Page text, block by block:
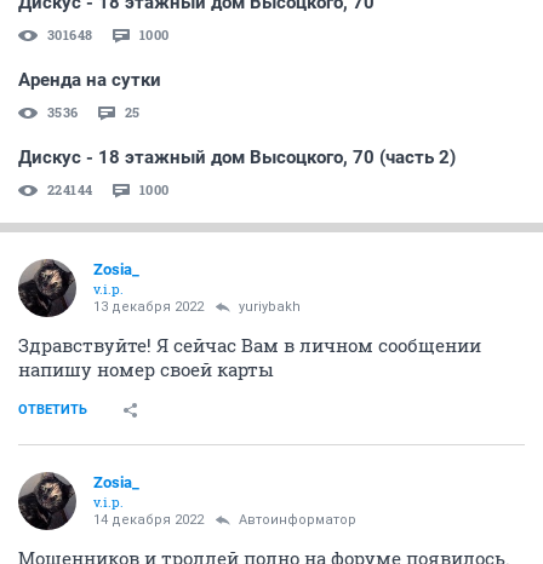
Вера, наверное так оно и было. Чарлик был грязный,
скитался он где-то не один день. Сначала я думаю он
был где-то в подъездах, пока не вышвырнули в
мороз на улицу. Он абсолютно домашний, ласковый,
выбросили ребёнка. Дички так к человеку не
Я делала так, как мне здесь советовали, сразу же
вакцинироваться. Если клинически ни каких
ставить вакцину, так я и поступила.
Мне пришла помощь от женщины, или девушки
Надежды -2000руб. на Бусинку из Контакта. Она
следит за судьбой Буси.
Надежда, спасибо Вам огромное!
Ваша помощь пришла очень вовремя,
щенуле поставлена первая хорошая вакцина
Нобивак. Спасибо!
ОТВЕТИТЬ